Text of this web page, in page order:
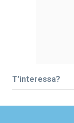
T’interessa?